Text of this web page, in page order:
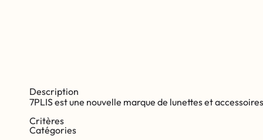
Description
7PLIS est une nouvelle marque de lunettes et
Critères
Catégories